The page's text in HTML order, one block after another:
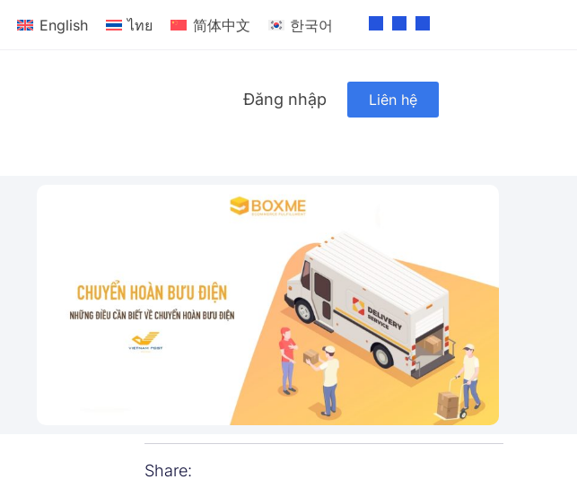
English ไทย 简体中文 한국어
Đăng nhập Liên hệ
Share: